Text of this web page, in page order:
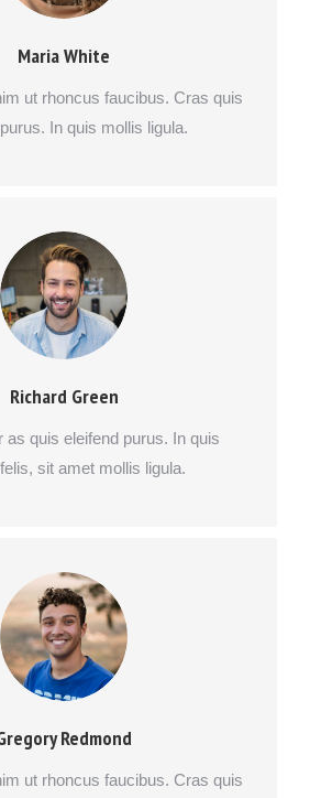
Maria White
ut rhoncus faucibus. Cras quis
In quis mollis ligula.
Richard Green
as quis eleifend purus. In quis
sit amet mollis ligula.
Redmond
ut rhoncus faucibus. Cras quis